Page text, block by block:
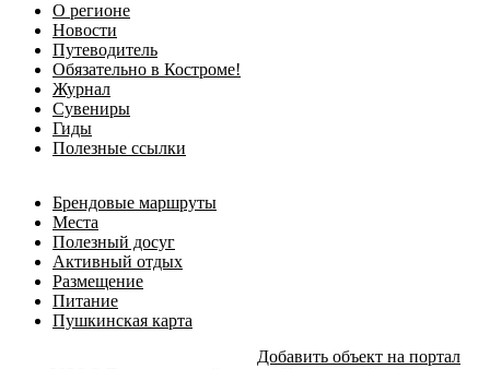
О регионе
Новости
Путеводитель
Обязательно в Костроме!
Журнал
Сувениры
Гиды
Полезные ссылки
Брендовые маршруты
Места
Полезный досуг
Активный отдых
Размещение
Питание
Пушкинская карта
Добавить объект на портал